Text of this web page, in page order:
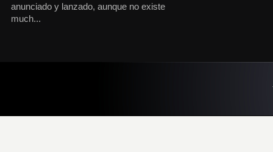
anunciado y lanzado, aunque no existe
much...